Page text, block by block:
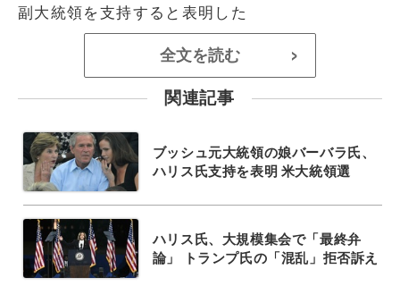
副大統領を支持すると表明した
全文を読む >
関連記事
ブッシュ元大統領の娘バーバラ氏、
ハリス氏支持を表明 米大統領選
ハリス氏、大規模集会で「最終弁
論」 トランプ氏の「混乱」拒否訴え